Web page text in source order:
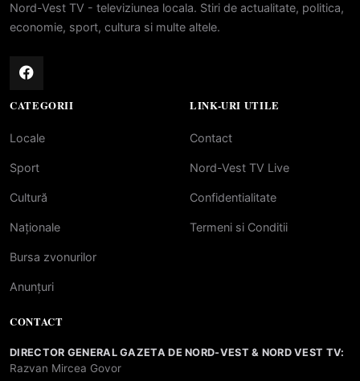
Nord-Vest TV - televiziunea locala. Stiri de actualitate, politica,
economie, sport, cultura si multe altele.
CATEGORII
Locale
Sport
Cultură
Naționale
Bursa zvonurilor
Anunțuri
LINK-URI UTILE
Contact
Nord-Vest TV Live
Confidentialitate
Termeni si Conditii
CONTACT
DIRECTOR GENERAL GAZETA DE NORD-VEST & NORD VEST TV:
Razvan Mircea Govor